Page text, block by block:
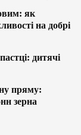
як
на добрі
дитячі
пряму:
зерна